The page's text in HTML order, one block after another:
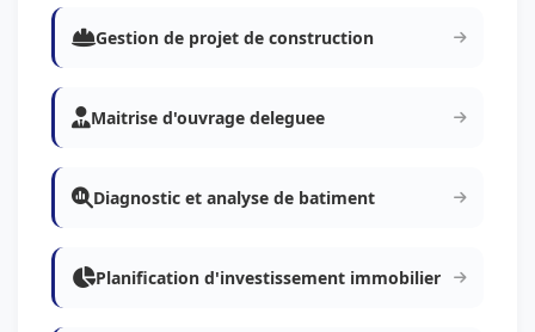
Gestion de projet de construction
Maitrise d'ouvrage deleguee
Diagnostic et analyse de batiment
Planification d'investissement immobilier